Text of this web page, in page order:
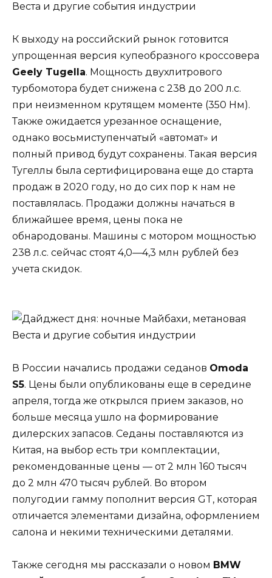
К выходу на российский рынок готовится
упрощенная версия купеобразного кроссовера
Geely Tugella. Мощность двухлитрового
турбомотора будет снижена с 238 до 200 л.с.
при неизменном крутящем моменте (350 Нм).
Также ожидается урезанное оснащение,
однако восьмиступенчатый «автомат» и
полный привод будут сохранены. Такая версия
Тугеллы была сертифицирована еще до старта
продаж в 2020 году, но до сих пор к нам не
поставлялась. Продажи должны начаться в
ближайшее время, цены пока не
обнародованы. Машины с мотором мощностью
238 л.с. сейчас стоят 4,0—4,3 млн рублей без
учета скидок.
В России начались продажи седанов Omoda
S5. Цены были опубликованы еще в середине
апреля, тогда же открылся прием заказов, но
больше месяца ушло на формирование
дилерских запасов. Седаны поставляются из
Китая, на выбор есть три комплектации,
рекомендованные цены — от 2 млн 160 тысяч
до 2 млн 470 тысяч рублей. Во втором
полугодии гамму пополнит версия GT, которая
отличается элементами дизайна, оформлением
салона и некими техническими деталями.
Также сегодня мы рассказали о новом BMW